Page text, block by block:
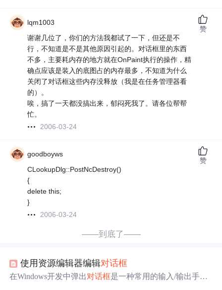
lqm1003
谢谢几位了，你们的方法我都试了一下，但还是不
行，不知道是不是其他原因引起的。对话框里的东西
不多，主要耗内存的地方就在OnPaint执行的操作，精
确点应该是装入的底图占的内存最多，不知道为什么
关闭了对话框这些内存没释放（我是在任务管理器看
的）。
唉，搞了一天都没搞出来，郁闷死我了。请各位帮帮
忙。
2006-03-24
赞
goodboyws
CLookupDlg::PostNcDestroy()
{
delete this;
}
2006-03-24
赞
——到底了——
使用资源编辑器编辑对话框
在Windows开发中弹出对话框是一种常用的输入/输出手